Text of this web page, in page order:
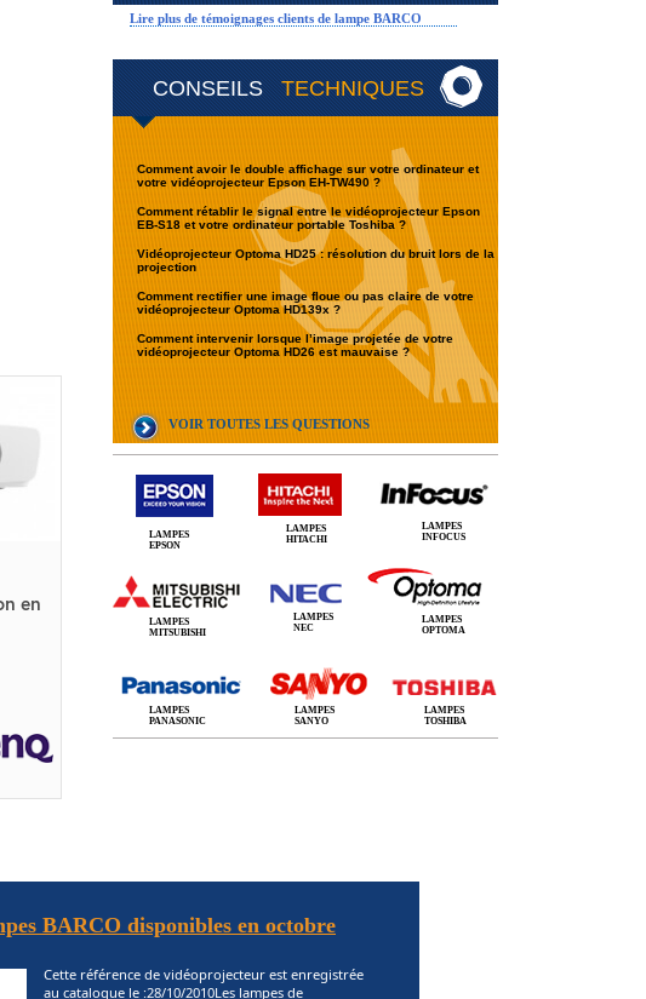
CONSEILS TECHNIQUES
Comment avoir le double affichage sur votre ordinateur et
votre vidéoprojecteur Epson EH-TW490 ?
Comment rétablir le signal entre le vidéoprojecteur Epson
EB-S18 et votre ordinateur portable Toshiba ?
Vidéoprojecteur Optoma HD25 : résolution du bruit lors de la
projection
Comment rectifier une image floue ou pas claire de votre
vidéoprojecteur Optoma HD139x ?
Comment intervenir lorsque l’image projetée de votre
vidéoprojecteur Optoma HD26 est mauvaise ?
VOIR TOUTES LES QUESTIONS
Lire plus de témoignages clients de lampe BARCO
LAMPES
EPSON
LAMPES
HITACHI
LAMPES
INFOCUS
LAMPES
MITSUBISHI
LAMPES
NEC
LAMPES
OPTOMA
LAMPES
PANASONIC
LAMPES
SANYO
LAMPES
TOSHIBA
en
BARCO disponibles en octobre
Cette référence de vidéoprojecteur est enregistrée
au catalogue le :28/10/2010Les lampes de